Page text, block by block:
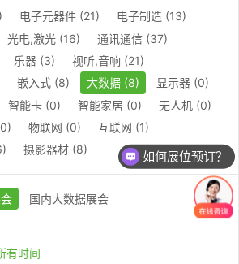
电子元器件 (21)
电子制造 (13)
光电,激光 (16)
通讯通信 (37)
乐器 (3)
视听,音响 (21)
嵌入式 (8) 大数据 (8)
显示器 (0)
智能卡 (0) 智能家居 (0)
无人机 (0)
物联网 (0)
互联网 (1)
摄影器材 (8)
国内大数据展会
有时间
如何展位预订？